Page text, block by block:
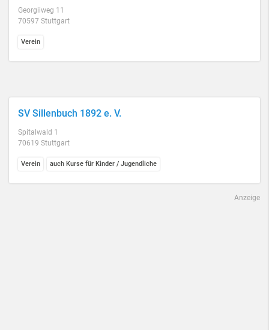
Georgiiweg 11
70597 Stuttgart
Verein
SV Sillenbuch 1892 e. V.
Spitalwald 1
70619 Stuttgart
Verein auch Kurse für Kinder / Jugendliche
Anzeige